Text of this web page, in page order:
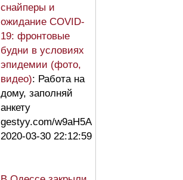
снайперы и
ожидание COVID-
19: фронтовые
будни в условиях
эпидемии (фото,
видео): Работа на
дому, заполняй
анкету
gestyy.com/w9aH5A
2020-03-30 22:12:59